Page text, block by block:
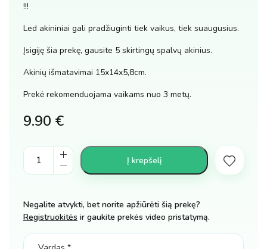
!!!
Led akininiai gali pradžiuginti tiek vaikus, tiek suaugusius.
Įsigiję šia prekę, gausite 5 skirtingų spalvų akinius.
Akinių išmatavimai 15x14x5,8cm.
Prekė rekomenduojama vaikams nuo 3 metų.
9.90 €
Šviečiantys
akiniai
5
vienetai
kiekis
Į krepšelį
Negalite atvykti, bet norite apžiūrėti šią prekę?
Registruokitės ir gaukite prekės video pristatymą.